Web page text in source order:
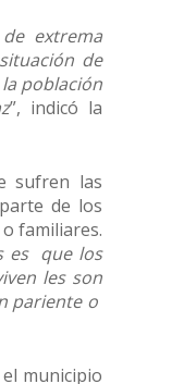
extrema
de
población
”, indicó la
sufren las
de los
familiares.
es que los
les son
pariente o
municipio